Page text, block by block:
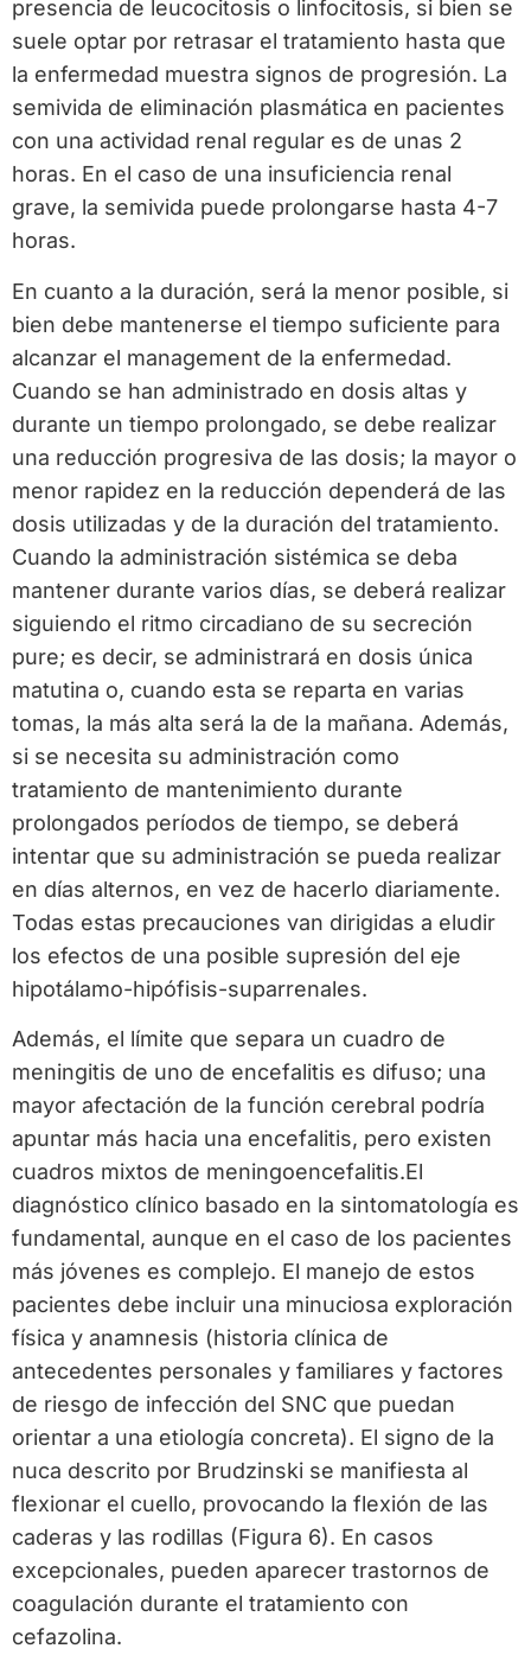
presencia de leucocitosis o linfocitosis, si bien se
suele optar por retrasar el tratamiento hasta que
la enfermedad muestra signos de progresión. La
semivida de eliminación plasmática en pacientes
con una actividad renal regular es de unas 2
horas. En el caso de una insuficiencia renal
grave, la semivida puede prolongarse hasta 4-7
horas.
En cuanto a la duración, será la menor posible, si
bien debe mantenerse el tiempo suficiente para
alcanzar el management de la enfermedad.
Cuando se han administrado en dosis altas y
durante un tiempo prolongado, se debe realizar
una reducción progresiva de las dosis; la mayor o
menor rapidez en la reducción dependerá de las
dosis utilizadas y de la duración del tratamiento.
Cuando la administración sistémica se deba
mantener durante varios días, se deberá realizar
siguiendo el ritmo circadiano de su secreción
pure; es decir, se administrará en dosis única
matutina o, cuando esta se reparta en varias
tomas, la más alta será la de la mañana. Además,
si se necesita su administración como
tratamiento de mantenimiento durante
prolongados períodos de tiempo, se deberá
intentar que su administración se pueda realizar
en días alternos, en vez de hacerlo diariamente.
Todas estas precauciones van dirigidas a eludir
los efectos de una posible supresión del eje
hipotálamo-hipófisis-suparrenales.
Además, el límite que separa un cuadro de
meningitis de uno de encefalitis es difuso; una
mayor afectación de la función cerebral podría
apuntar más hacia una encefalitis, pero existen
cuadros mixtos de meningoencefalitis.El
diagnóstico clínico basado en la sintomatología es
fundamental, aunque en el caso de los pacientes
más jóvenes es complejo. El manejo de estos
pacientes debe incluir una minuciosa exploración
física y anamnesis (historia clínica de
antecedentes personales y familiares y factores
de riesgo de infección del SNC que puedan
orientar a una etiología concreta). El signo de la
nuca descrito por Brudzinski se manifiesta al
flexionar el cuello, provocando la flexión de las
caderas y las rodillas (Figura 6). En casos
excepcionales, pueden aparecer trastornos de
coagulación durante el tratamiento con
cefazolina.